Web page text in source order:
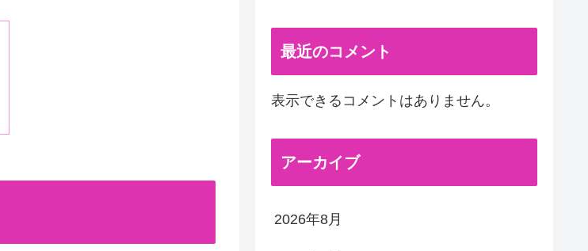
最近のコメント
表示できるコメントはありません。
アーカイブ
2026年8月